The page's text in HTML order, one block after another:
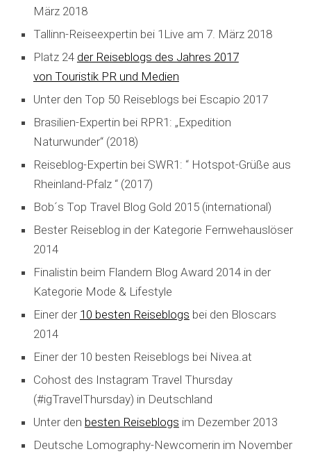
März 2018
Tallinn-Reiseexpertin bei 1Live am 7. März 2018
Platz 24 der Reiseblogs des Jahres 2017
von Touristik PR und Medien
Unter den Top 50 Reiseblogs bei Escapio 2017
Brasilien-Expertin bei RPR1: „Expedition
Naturwunder“ (2018)
Reiseblog-Expertin bei SWR1: “ Hotspot-Grüße aus
Rheinland-Pfalz “ (2017)
Bob´s Top Travel Blog Gold 2015 (international)
Bester Reiseblog in der Kategorie Fernwehauslöser
2014
Finalistin beim Flandern Blog Award 2014 in der
Kategorie Mode & Lifestyle
Einer der 10 besten Reiseblogs bei den Bloscars
2014
Einer der 10 besten Reiseblogs bei Nivea.at
Cohost des Instagram Travel Thursday
(#igTravelThursday) in Deutschland
Unter den besten Reiseblogs im Dezember 2013
Deutsche Lomography-Newcomerin im November